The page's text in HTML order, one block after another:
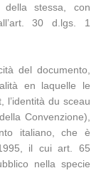
stessa, con
30 d.lgs. 1
del documento,
en laquelle le
l’identità du sceau
Convenzione),
italiano, che è
il cui art. 65
nella specie